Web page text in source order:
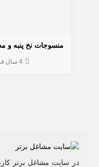
منسوجات نخ پنبه و
4 سال قبل
در سایت مشاغل برتر